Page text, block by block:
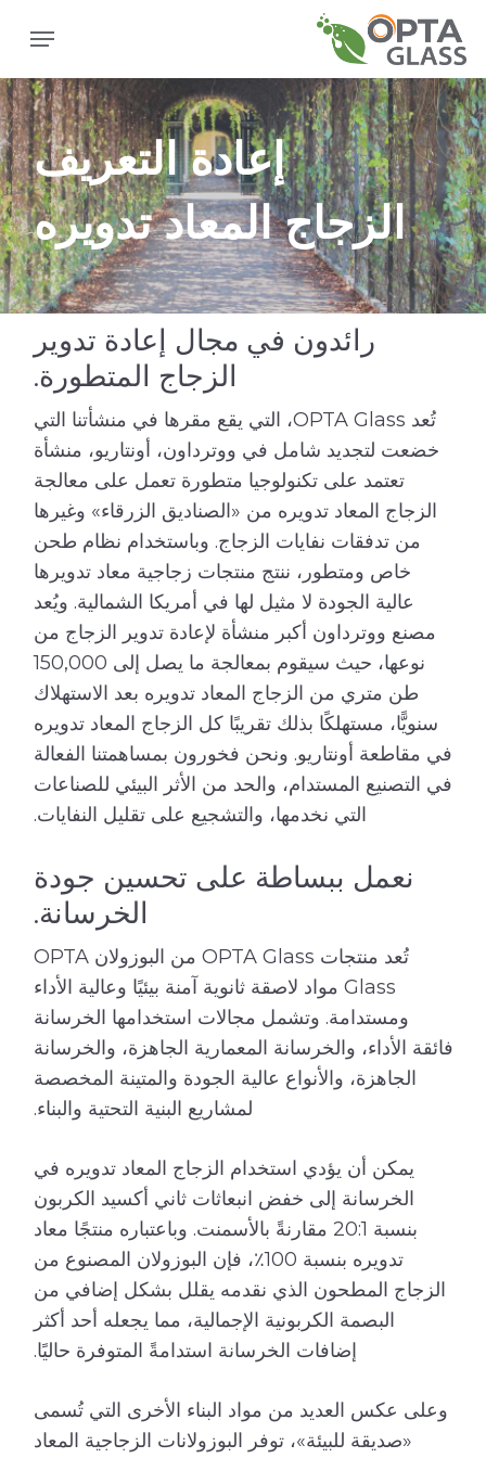
القائمة
إعادة التعريف
الزجاج المعاد تدويره
رائدون في مجال إعادة تدوير
الزجاج المتطورة.
تُعد OPTA Glass، التي يقع مقرها في منشأتنا التي
خضعت لتجديد شامل في ووترداون، أونتاريو، منشأة
تعتمد على تكنولوجيا متطورة تعمل على معالجة
الزجاج المعاد تدويره من «الصناديق الزرقاء» وغيرها
من تدفقات نفايات الزجاج. وباستخدام نظام طحن
خاص ومتطور، ننتج منتجات زجاجية معاد تدويرها
عالية الجودة لا مثيل لها في أمريكا الشمالية. ويُعد
مصنع ووترداون أكبر منشأة لإعادة تدوير الزجاج من
نوعها، حيث سيقوم بمعالجة ما يصل إلى 150,000
طن متري من الزجاج المعاد تدويره بعد الاستهلاك
سنويًّا، مستهلكًا بذلك تقريبًا كل الزجاج المعاد تدويره
في مقاطعة أونتاريو. ونحن فخورون بمساهمتنا الفعالة
في التصنيع المستدام، والحد من الأثر البيئي للصناعات
التي نخدمها، والتشجيع على تقليل النفايات.
نعمل ببساطة على تحسين جودة
الخرسانة.
تُعد منتجات OPTA Glass من البوزولان OPTA
Glass مواد لاصقة ثانوية آمنة بيئيًا وعالية الأداء
ومستدامة. وتشمل مجالات استخدامها الخرسانة
فائقة الأداء، والخرسانة المعمارية الجاهزة، والخرسانة
الجاهزة، والأنواع عالية الجودة والمتينة المخصصة
لمشاريع البنية التحتية والبناء.
يمكن أن يؤدي استخدام الزجاج المعاد تدويره في
الخرسانة إلى خفض انبعاثات ثاني أكسيد الكربون
بنسبة 20:1 مقارنةً بالأسمنت. وباعتباره منتجًا معاد
تدويره بنسبة 100٪، فإن البوزولان المصنوع من
الزجاج المطحون الذي نقدمه يقلل بشكل إضافي من
البصمة الكربونية الإجمالية، مما يجعله أحد أكثر
إضافات الخرسانة استدامةً المتوفرة حاليًا.
وعلى عكس العديد من مواد البناء الأخرى التي تُسمى
«صديقة للبيئة»، توفر البوزولانات الزجاجية المعاد